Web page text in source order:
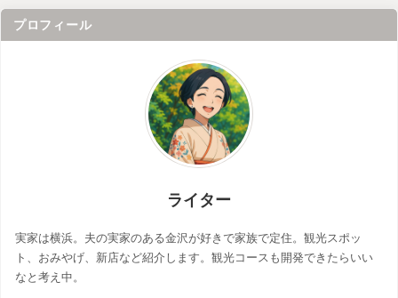
プロフィール
ライター
実家は横浜。夫の実家のある金沢が好きで家族で定住。観光スポッ
ト、おみやげ、新店など紹介します。観光コースも開発できたらいい
なと考え中。